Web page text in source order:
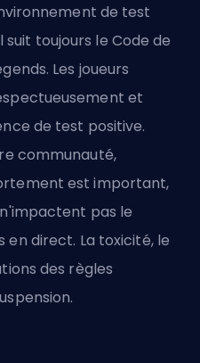
de test
toujours le Code de
Les joueurs
et
de test positive.
communauté,
est important,
pas le
en direct. La toxicité, le
des règles